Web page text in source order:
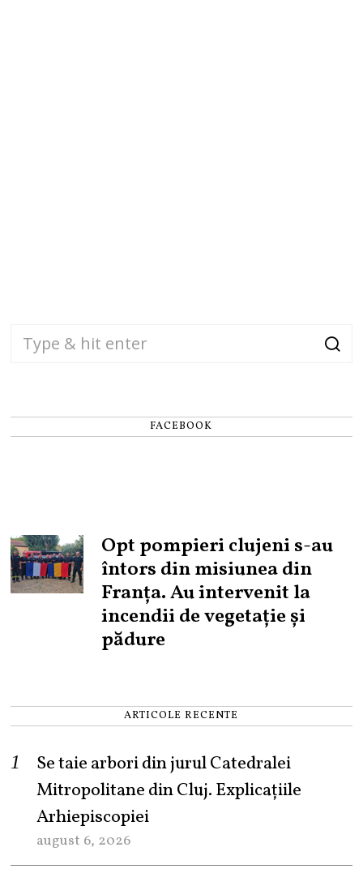
FACEBOOK
Opt pompieri clujeni s-au
întors din misiunea din
Franța. Au intervenit la
incendii de vegetație și
pădure
ARTICOLE RECENTE
Se taie arbori din jurul Catedralei
Mitropolitane din Cluj. Explicațiile
Arhiepiscopiei
august 6, 2026